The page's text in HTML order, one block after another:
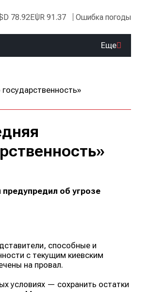
78.92EUR 91.37 Ошибка погоды
Еще
об угрозе
способные и
с текущим киевским
на провал.
условиях — сохранить остатки